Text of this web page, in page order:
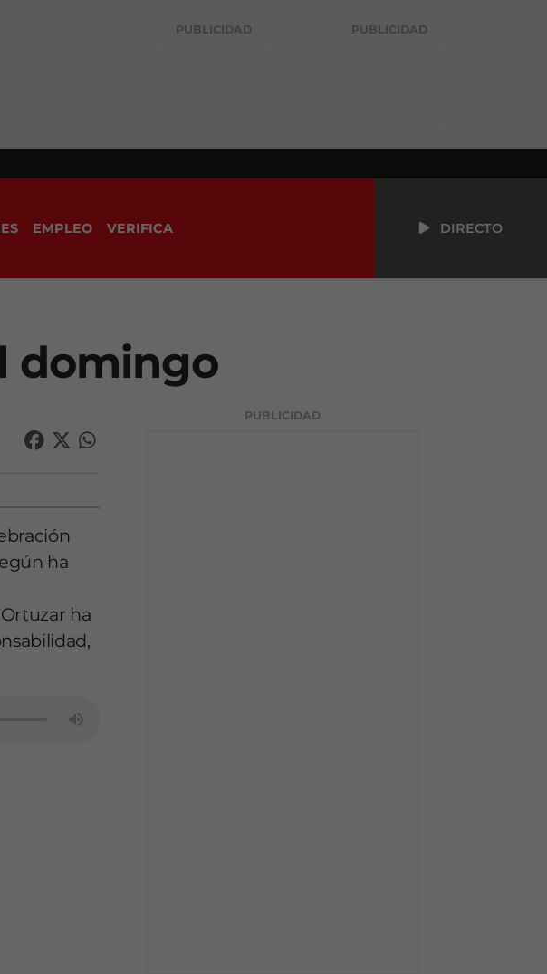
PUBLICIDAD PUBLICIDAD
EMPLEO VERIFICA DIRECTO
domingo
ha
ha
PUBLICIDAD